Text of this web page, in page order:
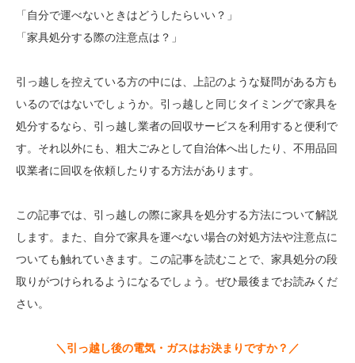
「自分で運べないときはどうしたらいい？」
「家具処分する際の注意点は？」
引っ越しを控えている方の中には、上記のような疑問がある方も
いるのではないでしょうか。引っ越しと同じタイミングで家具を
処分するなら、引っ越し業者の回収サービスを利用すると便利で
す。それ以外にも、粗大ごみとして自治体へ出したり、不用品回
収業者に回収を依頼したりする方法があります。
この記事では、引っ越しの際に家具を処分する方法について解説
します。また、自分で家具を運べない場合の対処方法や注意点に
ついても触れていきます。この記事を読むことで、家具処分の段
取りがつけられるようになるでしょう。ぜひ最後までお読みくだ
さい。
＼ 引っ越し後の電気・ガスはお決まりですか？ ／